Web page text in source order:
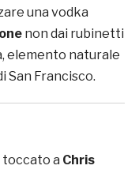
una vodka
non dai rubinetti
elemento naturale
San Francisco.
toccato a Chris